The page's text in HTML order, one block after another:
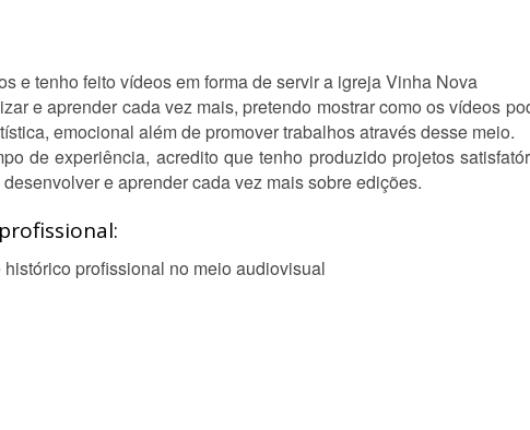
e tenho feito vídeos em forma de servir a igreja Vinha Nova
e aprender cada vez mais, pretendo mostrar como os vídeos
emocional além de promover trabalhos através desse meio.
de experiência, acredito que tenho produzido projetos
e aprender cada vez mais sobre edições.
profissional no meio audiovisual